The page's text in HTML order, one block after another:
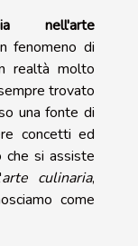
nell'arte
fenomeno di
realtà molto
trovato
una fonte di
concetti ed
che si assiste
arte culinaria,
come